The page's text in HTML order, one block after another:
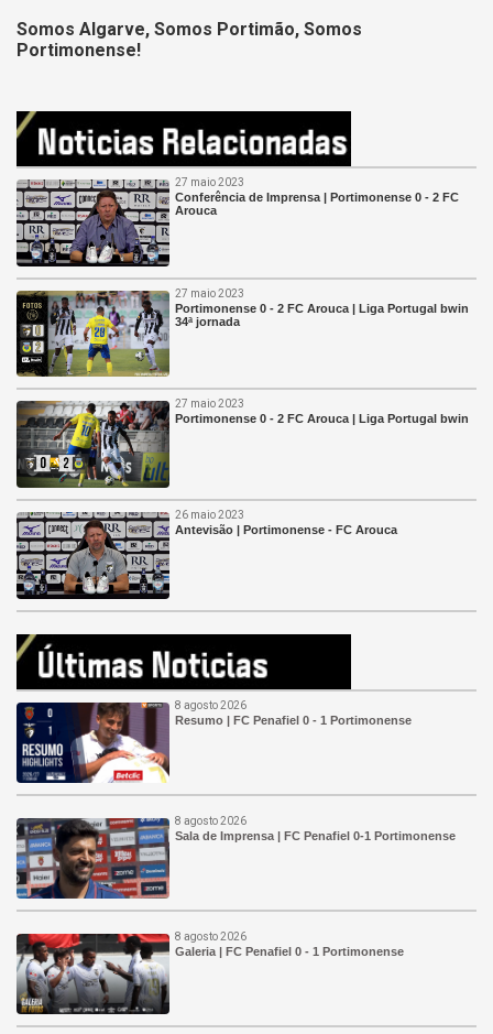
Somos Algarve, Somos Portimão, Somos
Portimonense!
27 maio 2023
Conferência de Imprensa | Portimonense 0 - 2 FC
Arouca
27 maio 2023
Portimonense 0 - 2 FC Arouca | Liga Portugal bwin
34ª jornada
27 maio 2023
Portimonense 0 - 2 FC Arouca | Liga Portugal bwin
26 maio 2023
Antevisão | Portimonense - FC Arouca
8 agosto 2026
Resumo | FC Penafiel 0 - 1 Portimonense
8 agosto 2026
Sala de Imprensa | FC Penafiel 0-1 Portimonense
8 agosto 2026
Galeria | FC Penafiel 0 - 1 Portimonense